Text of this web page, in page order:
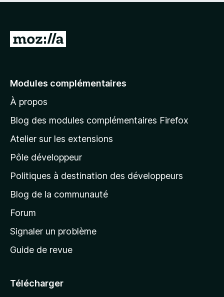
A
e
à
l
p
a
g
d
a
c
e
Modules complémentaires
À propos
Blog des modules complémentaires Firefox
Atelier sur les extensions
Pôle développeur
Politiques à destination des développeurs
Blog de la communauté
Forum
Signaler un problème
Guide de revue
Télécharger